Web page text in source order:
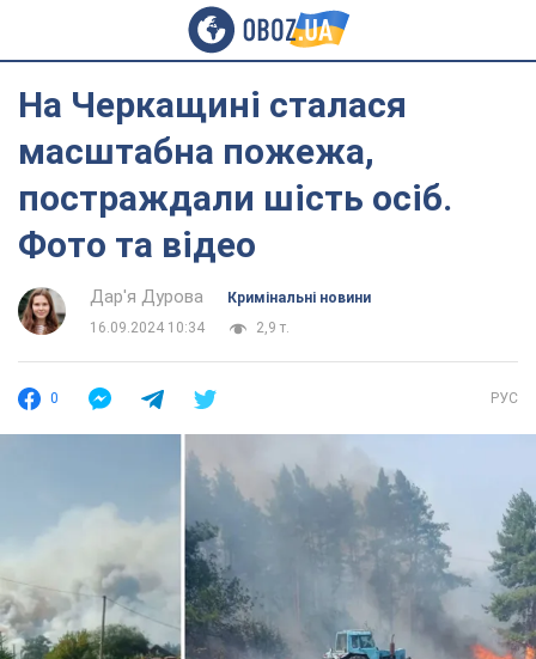
На Черкащині сталася
масштабна пожежа,
постраждали шість осіб.
Фото та відео
Дар'я Дурова
Кримінальні новини
16.09.2024 10:34
2,9 т.
0 РУС